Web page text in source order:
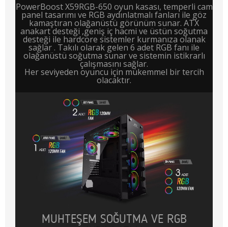
PowerBoost X59RGB-650 oyun kasası, temperli cam
panel tasarımı ve RGB aydınlatmalı fanları ile göz
kamaştıran olağanüstü görünüm sunar. ATX
anakart desteği ,geniş iç hacmi ve üstün soğutma
desteği ile hardcore sistemler kurmanıza olanak
sağlar . Takılı olarak gelen 6 adet RGB fanı ile
olağanüstü soğutma sunar ve sistemin istikrarlı
çalışmasını sağlar.
Her seviyeden oyuncu için mükemmel bir tercih
olacaktır.
MUHTEŞEM SOĞUTMA VE RGB